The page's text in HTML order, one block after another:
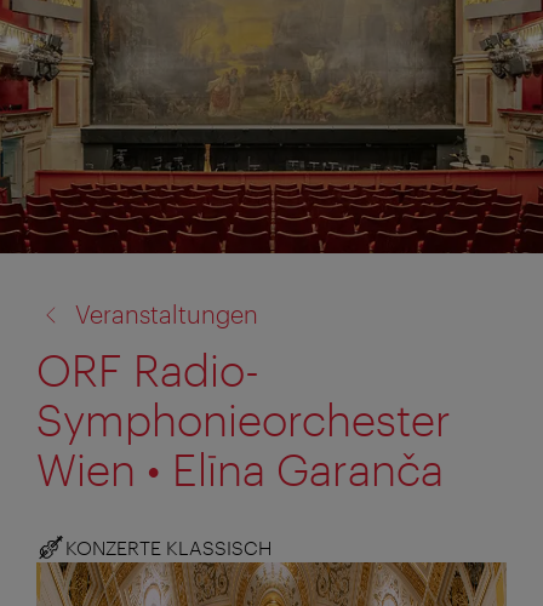
zu:
Veranstaltungen
ORF Radio-
Symphonieorchester
Wien • Elīna Garanča
KONZERTE KLASSISCH